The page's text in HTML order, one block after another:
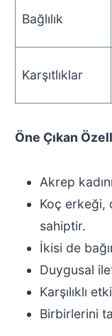
Bağlılık
Karşıtlıklar
Öne Çıkan
Akrep
Koç erkeği,
sahiptir.
İkisi de
Duygusal
Karşılıklı
Birbirlerini